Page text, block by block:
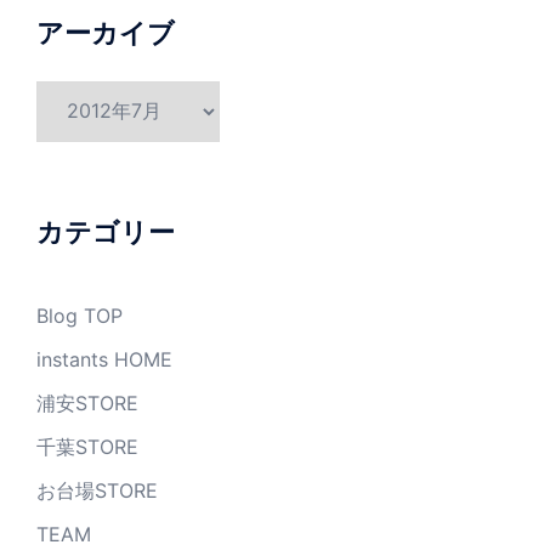
アーカイブ
ブ
カテゴリー
Blog TOP
instants HOME
浦安STORE
千葉STORE
お台場STORE
TEAM